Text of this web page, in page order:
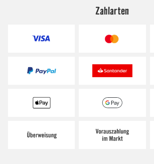
Zahlarten